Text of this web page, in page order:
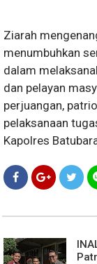
Ziarah
menumbuhkan
dalam
dan pelayan
perjuangan,
pelaksanaan
Kapolres